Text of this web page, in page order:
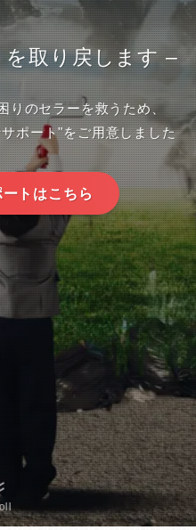
取り戻します –
りのセラーを救うため、
ポート"をご用意しました
トはこちら